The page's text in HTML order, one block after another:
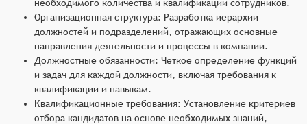
необходимого количества и квалификации сотрудников.
Организационная структура: Разработка иерархии
должностей и подразделений, отражающих основные
направления деятельности и процессы в компании.
Должностные обязанности: Четкое определение функций
и задач для каждой должности, включая требования к
квалификации и навыкам.
Квалификационные требования: Установление критериев
отбора кандидатов на основе необходимых знаний,